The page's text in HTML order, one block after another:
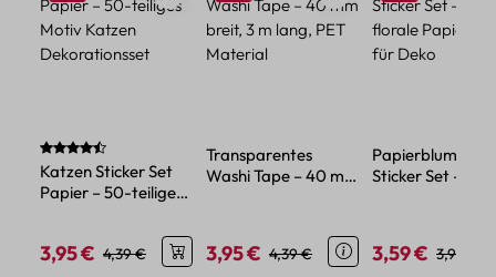
Durchschnittliche Bewertung von 4.71 von 5 Sternen
Katzen Sticker Set
Papier – 50-teiliges
Verkaufspreis:
3,95 € Regulärer Preis:
4,39 €
Transparentes
Washi Tape – 40 mm
Verkaufspreis:
3,95 € Regulärer Preis:
4,39 €
Papierblumen
Sticker Set – 45
Verkaufspreis:
3,59 € 3,99 €